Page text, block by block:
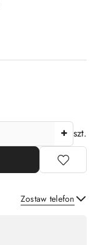
szt.
Zostaw telefon